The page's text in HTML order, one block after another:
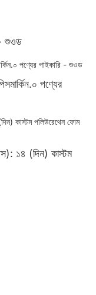
শুওড
পণ্যের
১৪ (দিন) কাস্টম